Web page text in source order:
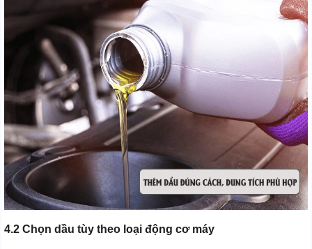
4.2 Chọn dầu tùy theo loại động cơ máy